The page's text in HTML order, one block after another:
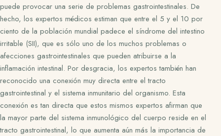
puede provocar una serie de problemas gastrointestinales. De
hecho, los expertos médicos estiman que entre el 5 y el 10 por
ciento de la población mundial padece el síndrome del intestino
irritable (SII), que es sólo uno de los muchos problemas o
afecciones gastrointestinales que pueden atribuirse a la
inflamación intestinal. Por desgracia, los expertos también han
reconocido una conexión muy directa entre el tracto
gastrointestinal y el sistema inmunitario del organismo. Esta
conexión es tan directa que estos mismos expertos afirman que
la mayor parte del sistema inmunológico del cuerpo reside en el
tracto gastrointestinal, lo que aumenta aún más la importancia de